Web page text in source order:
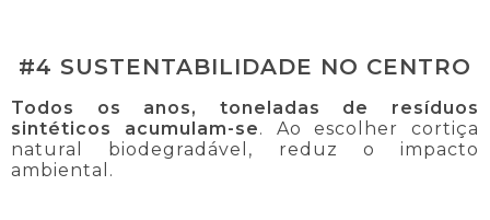
#4 SUSTENTABILIDADE NO CENTRO
Todos os anos, toneladas de resíduos
sintéticos acumulam-se. Ao escolher cortiça
natural biodegradável, reduz o impacto
ambiental.